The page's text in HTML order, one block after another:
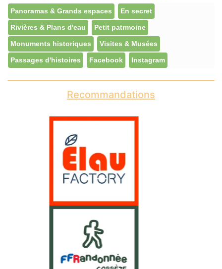
Panoramas & Grands espaces En secret
Rivières & Plans d'eau Petit patrmoine
Monuments historiques Visites & Musées
Passages d'histoires Facebook Instagram
Recommandations